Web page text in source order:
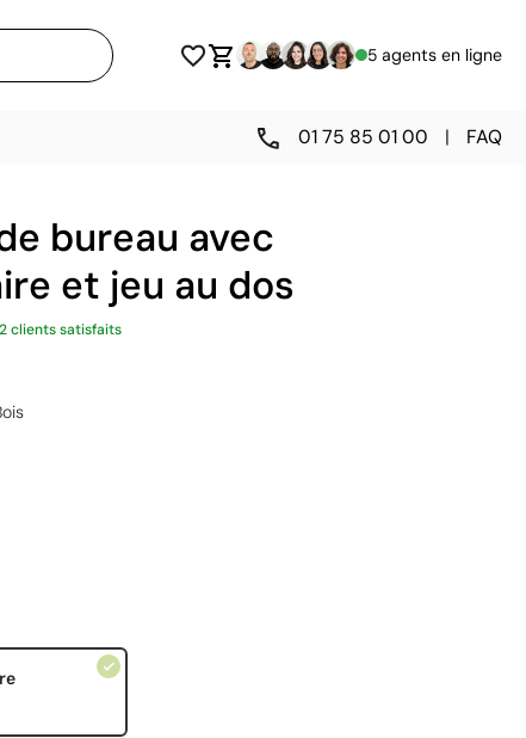
5 agents en ligne
01 75 85 01 00 | FAQ
bureau avec
et jeu au dos
2 clients satisfaits